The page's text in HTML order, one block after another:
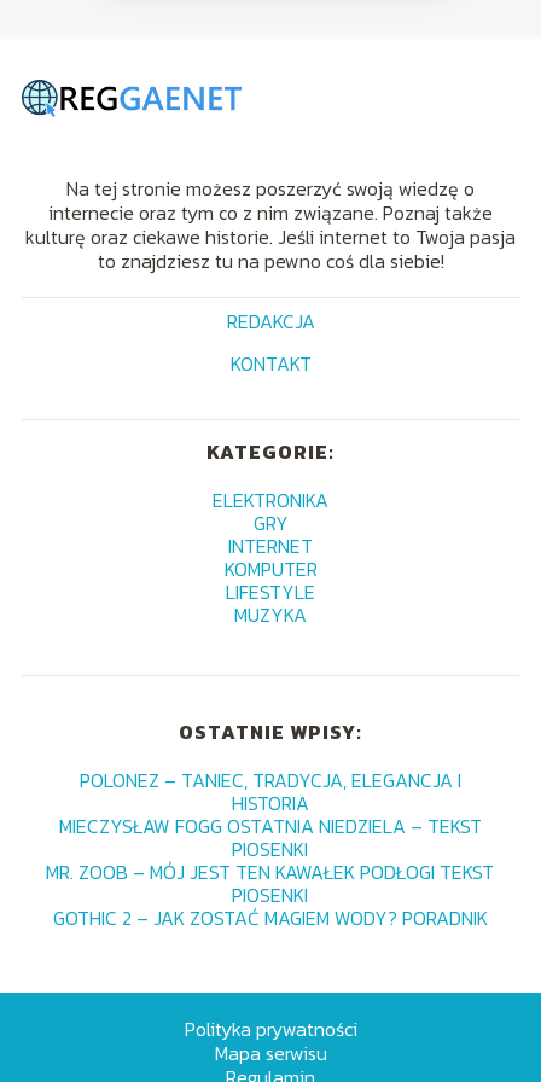
Na tej stronie możesz poszerzyć swoją wiedzę o
internecie oraz tym co z nim związane. Poznaj także
kulturę oraz ciekawe historie. Jeśli internet to Twoja pasja
to znajdziesz tu na pewno coś dla siebie!
REDAKCJA
KONTAKT
KATEGORIE:
ELEKTRONIKA
GRY
INTERNET
KOMPUTER
LIFESTYLE
MUZYKA
OSTATNIE WPISY:
POLONEZ – TANIEC, TRADYCJA, ELEGANCJA I
HISTORIA
MIECZYSŁAW FOGG OSTATNIA NIEDZIELA – TEKST
PIOSENKI
MR. ZOOB – MÓJ JEST TEN KAWAŁEK PODŁOGI TEKST
PIOSENKI
GOTHIC 2 – JAK ZOSTAĆ MAGIEM WODY? PORADNIK
Polityka prywatności
Mapa serwisu